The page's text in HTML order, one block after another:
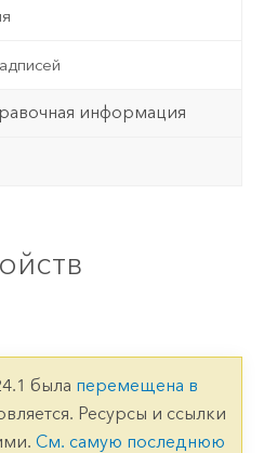
информация
была перемещена в
Ресурсы и ссылки
См. самую последнюю